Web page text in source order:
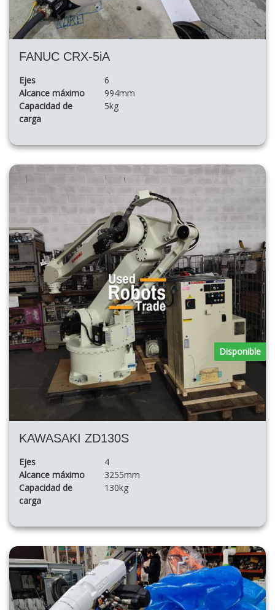
FANUC CRX-5iA
Ejes
6
Alcance máximo
994mm
Capacidad de
carga
5kg
KAWASAKI ZD130S
Ejes
4
Alcance máximo
3255mm
Capacidad de
carga
130kg
Disponible